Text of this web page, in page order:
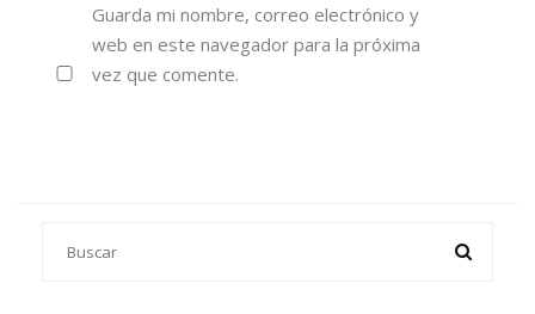
Guarda mi nombre, correo electrónico y
web en este navegador para la próxima
vez que comente.